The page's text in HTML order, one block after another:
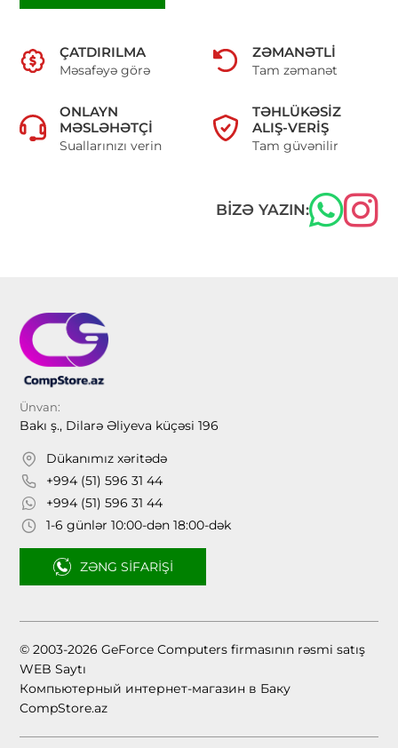
ÇATDIRILMA
Məsafəyə görə
ZƏMANƏTLI
Tam zəmanət
ONLAYN
MƏSLƏHƏTÇI
Suallarınızı verin
TƏHLÜKƏSIZ
ALIŞ-VERIŞ
Tam güvənilir
BIZƏ YAZIN:
Ünvan:
Bakı ş., Dilarə Əliyeva küçəsi 196
Dükanımız xəritədə
+994 (51) 596 31 44
+994 (51) 596 31 44
1-6 günlər 10:00-dən 18:00-dək
ZƏNG SIFARIŞI
© 2003-2026 GeForce Computers firmasının rəsmi satış
WEB Saytı
Компьютерный интернет-магазин в Баку
CompStore.az